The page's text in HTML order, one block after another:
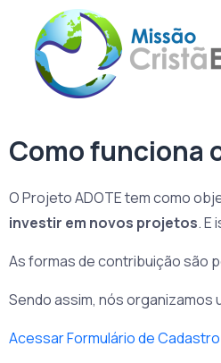
Como funciona
O Projeto ADOTE tem como
investir em novos projetos. E
As formas de contribuição são
Sendo assim, nós
Acessar Formulário de Cadastro